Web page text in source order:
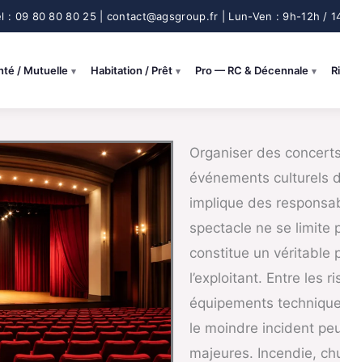
/ Mutuelle Habitation / Prêt Pro — RC & Décennale
Organiser des
événements culturels
implique des
spectacle ne se limite
constitue un véritable
l’exploitant. Entre les
équipements
le moindre incident
majeures. Incendie,